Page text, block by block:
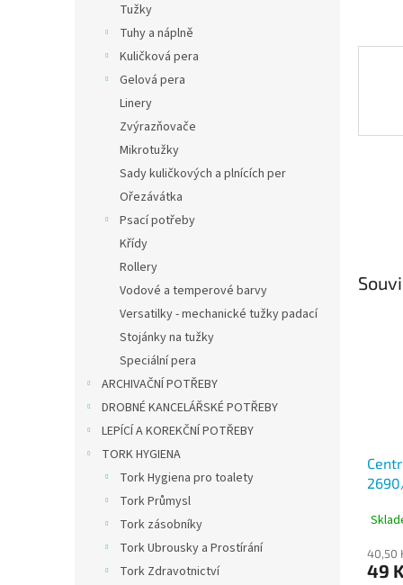
Tužky
Tuhy a náplně
Kuličková pera
Gelová pera
Linery
Zvýrazňovače
Mikrotužky
Sady kuličkových a plnících per
Ořezávátka
Psací potřeby
Křídy
Rollery
Vodové a temperové barvy
Versatilky - mechanické tužky padací
Stojánky na tužky
Speciální pera
ARCHIVAČNÍ POTŘEBY
DROBNÉ KANCELÁŘSKÉ POTŘEBY
LEPÍCÍ A KOREKČNÍ POTŘEBY
TORK HYGIENA
Tork Hygiena pro toalety
Tork Průmysl
Tork zásobníky
Tork Ubrousky a Prostírání
Tork Zdravotnictví
40,50
49